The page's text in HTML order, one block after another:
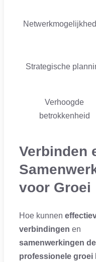
Strategische
Verhoogde
betrokkenheid
Verbinden
voor Groei
Hoe kunnen
verbindingen en
samenwerkingen de
professionele groei